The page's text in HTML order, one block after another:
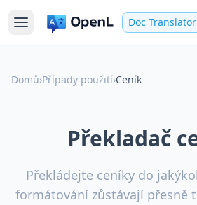
Doc Translator
Domů›Případy použití›Ceník
Překladač
Překládejte ceníky do
formátování zůstávají přesně